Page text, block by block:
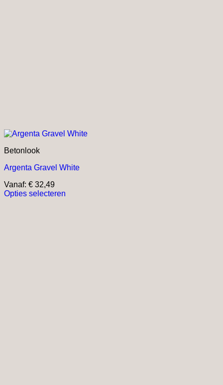
Betonlook
Argenta Gravel White
Vanaf: € 32,49
Opties selecteren